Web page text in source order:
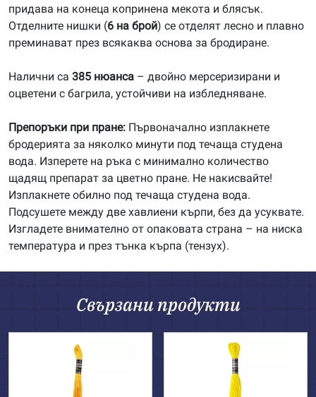
придава на конеца копринена мекота и блясък.
Отделните нишки (6 на брой) се отделят лесно и плавно
преминават през всякаква основа за бродиране.
Налични са 385 нюанса – двойно мерсеризирани и
оцветени с багрила, устойчиви на избледняване.
Препоръки при пране: Първоначално изплакнете
бродерията за няколко минути под течаща студена
вода. Изперете на ръка с минимално количество
щадящ препарат за цветно пране. Не накисвайте!
Изплакнете обилно под течаща студена вода.
Подсушете между две хавлиени кърпи, без да усуквате.
Изгладете внимателно от опаковата страна – на ниска
температура и през тънка кърпа (тензух).
Свързани продукти